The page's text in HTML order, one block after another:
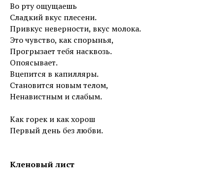
Во рту ощущаешь
Сладкий вкус плесени.
Привкус неверности, вкус молока.
Это чувство, как спорынья,
Прогрызает тебя насквозь.
Опоясывает.
Вцепится в капилляры.
Становится новым телом,
Ненавистным и слабым.
Как горек и как хорош
Первый день без любви.
Кленовый лист